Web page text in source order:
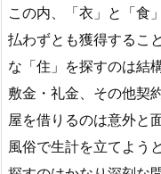
この内、「衣」と「食
払わずとも獲得するこ
な「住」を探すのは結
敷金・礼金、その他契
屋を借りるのは意外と
風俗で生計を立てよう